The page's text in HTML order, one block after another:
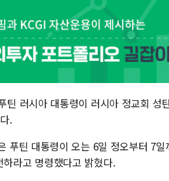
러시아 대통령이 러시아 정교회 성
.
푸틴 대통령이 오는 6일 정오부터 7
라고 명령했다고 밝혔다.